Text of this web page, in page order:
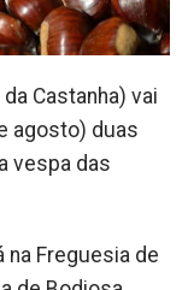
Castanha) vai
agosto) duas
vespa das
Freguesia de